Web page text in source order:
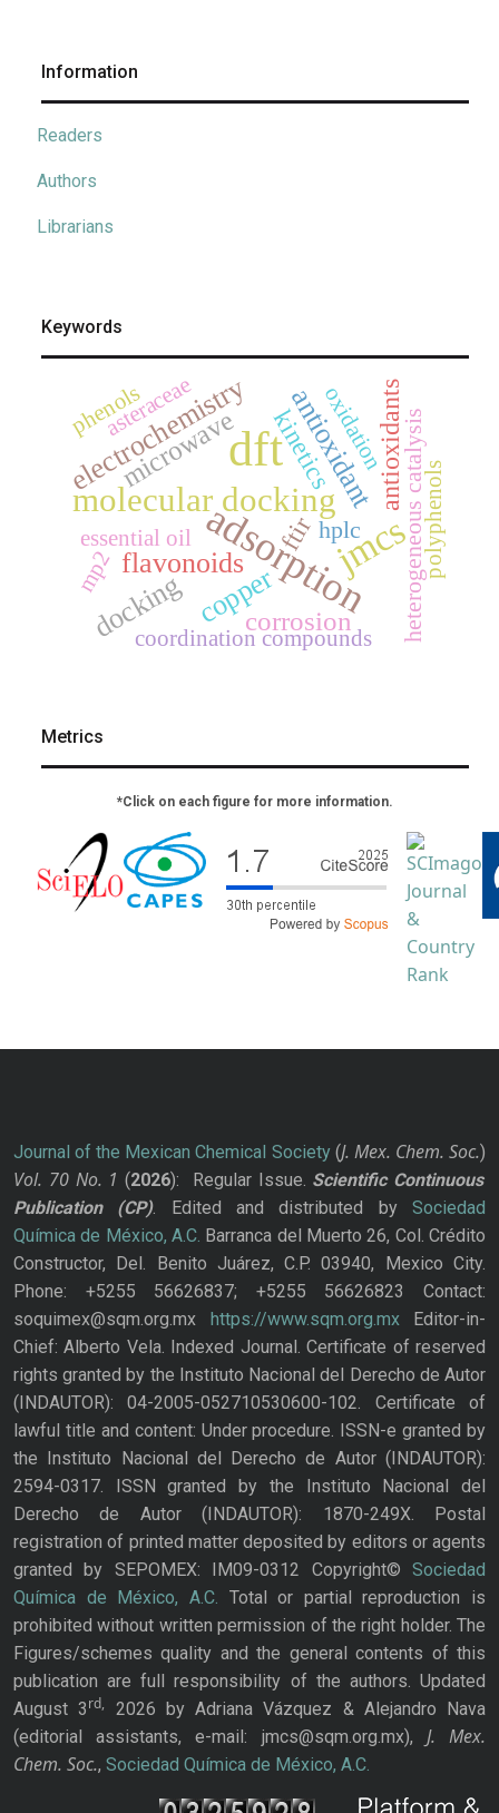
Information
Readers
Authors
Librarians
Keywords
dft
adsorption
jmcs
molecular docking
copper
antioxidant
electrochemistry
flavonoids
docking
microwave
corrosion
kinetics antioxidants
ftir hplc heterogeneous catalysis
oxidation
coordination compounds
asteraceae
essential oil
mp2
phenols
polyphenols
Metrics
*Click on each figure for more information.
Journal of the Mexican Chemical Society(J. Mex. Chem. Soc.)
Vol. 70 No. 1 (2026): Regular Issue. Scientific Continuous
Publication
(CP). Edited and distributed bySociedad
Química de México, A.C. Barranca del Muerto 26, Col. Crédito
Constructor, Del. Benito Juárez, C.P. 03940, Mexico City.
Phone: +5255 56626837; +5255 56626823 Contact:
soquimex@sqm.org.mx https://www.sqm.org.mxEditor-in-
Chief: Alberto Vela. Indexed Journal. Certificate of reserved
rights granted by the Instituto Nacional del Derecho de Autor
(INDAUTOR): 04-2005-052710530600-102. Certificate of
lawful title and content: Under procedure. ISSN-e granted by
the Instituto Nacional del Derecho de Autor (INDAUTOR):
2594-0317. ISSN granted by the Instituto Nacional del
Derecho de Autor (INDAUTOR): 1870-249X. Postal
registration of printed matter deposited by editors or agents
granted by SEPOMEX: IM09-0312 Copyright© Sociedad
Química de México, A.C. Total or partial reproduction is
prohibited without written permission of the right holder. The
Figures/schemes quality and the general contents of this
publication are full responsibility of the authors. Updated
August 3rd,
2026 by Adriana Vázquez & Alejandro Nava
(editorial assistants, e-mail: jmcs@sqm.org.mx), J. Mex.
Chem. Soc., Sociedad Química de México, A.C.